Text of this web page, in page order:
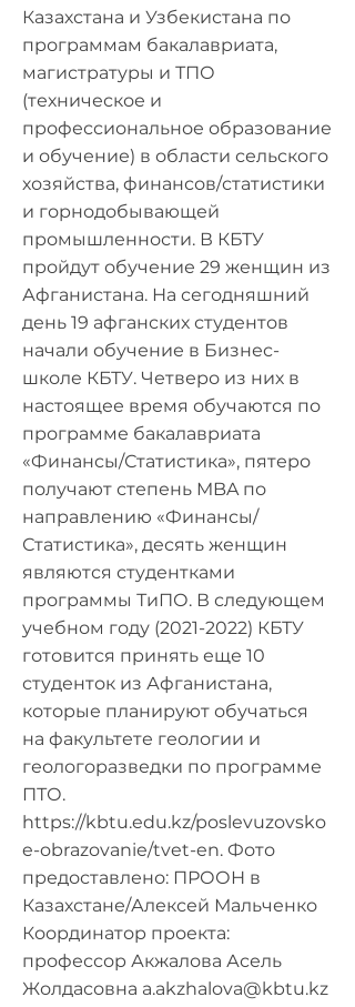
Казахстана и Узбекистана по
программам бакалавриата,
магистратуры и ТПО
(техническое и
профессиональное образование
и обучение) в области сельского
хозяйства, финансов/статистики
и горнодобывающей
промышленности. В КБТУ
пройдут обучение 29 женщин из
Афганистана. На сегодняшний
день 19 афганских студентов
начали обучение в Бизнес-
школе КБТУ. Четверо из них в
настоящее время обучаются по
программе бакалавриата
«Финансы/Статистика», пятеро
получают степень MBA по
направлению «Финансы/
Статистика», десять женщин
являются студентками
программы ТиПО. В следующем
учебном году (2021-2022) КБТУ
готовится принять еще 10
студенток из Афганистана,
которые планируют обучаться
на факультете геологии и
геологоразведки по программе
ПТО.
https://kbtu.edu.kz/poslevuzovsko
e-obrazovanie/tvet-en. Фото
предоставлено: ПРООН в
Казахстане/Алексей Мальченко
Координатор проекта:
профессор Акжалова Асель
Жолдасовна a.akzhalova@kbtu.kz